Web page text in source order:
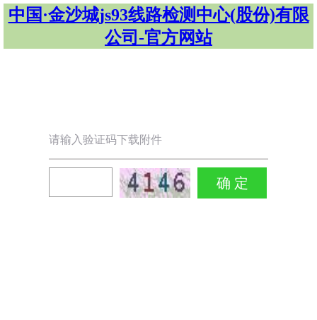
中国·金沙城js93线路检测中心(股份)有限
公司-官方网站
请输入验证码下载附件